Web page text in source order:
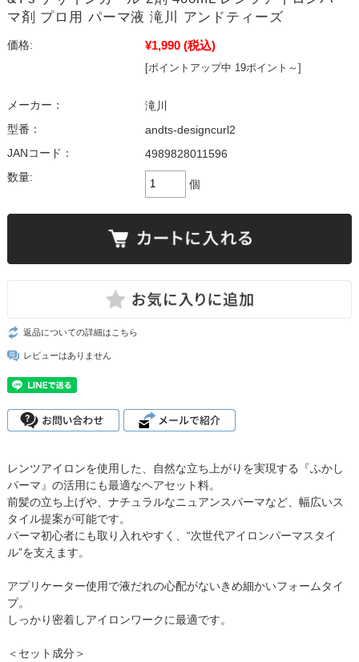
マ剤 プロ用 パーマ液 滝川 アンドティーズ
価格: ¥1,990 (税込)
[ポイントアップ中 19ポイント～]
メーカー：
滝川
型番：
andts-designcurl2
JANコード：
4989828011596
数量:
個
返品についての詳細はこちら
レビューはありません
レンツアイロンを使用した、自然な立ち上がりを実現する『ふかし
パーマ』の活用にも最適なヘアセット料。
前髪の立ち上げや、ナチュラルなニュアンスパーマなど、幅広いス
タイル提案が可能です。
パーマ初心者にも取り入れやすく、“次世代アイロンパーマスタイ
ル”を支えます。
アプリケーター使用で液だれの心配がないきめ細かいフォームタイ
プ。
しっかり密着しアイロンワークに最適です。
＜セット成分＞